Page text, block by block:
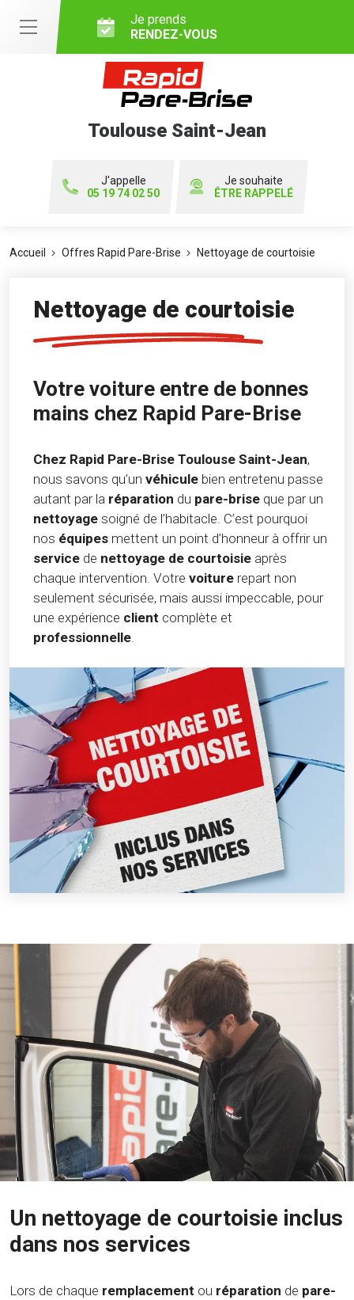
Je prends
RENDEZ-VOUS
Toulouse Saint-Jean
J'appelle
05 19 74 02 50
Je souhaite
ÊTRE RAPPELÉ
Accueil Offres Rapid Pare-Brise Nettoyage de courtoisie
Nettoyage de courtoisie
Votre voiture entre de bonnes
mains chez Rapid Pare-Brise
Chez Rapid Pare-Brise Toulouse Saint-Jean,
nous savons qu’un véhicule bien entretenu passe
autant par la réparation du pare-brise que par un
nettoyage soigné de l’habitacle. C’est pourquoi
nos équipes mettent un point d’honneur à offrir un
service de nettoyage de courtoisie après
chaque intervention. Votre voiture repart non
seulement sécurisée, mais aussi impeccable, pour
une expérience client complète et
professionnelle.
Un nettoyage de courtoisie inclus
dans nos services
Lors de chaque remplacement ou réparation de pare-